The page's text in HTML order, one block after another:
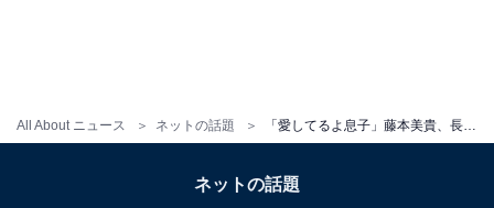
All About ニュース ネットの話題 「愛してるよ息子」藤本美貴、長男の誕生日を祝うファミリーショットを公開！ 夫・庄司智春もコメント
ネットの話題